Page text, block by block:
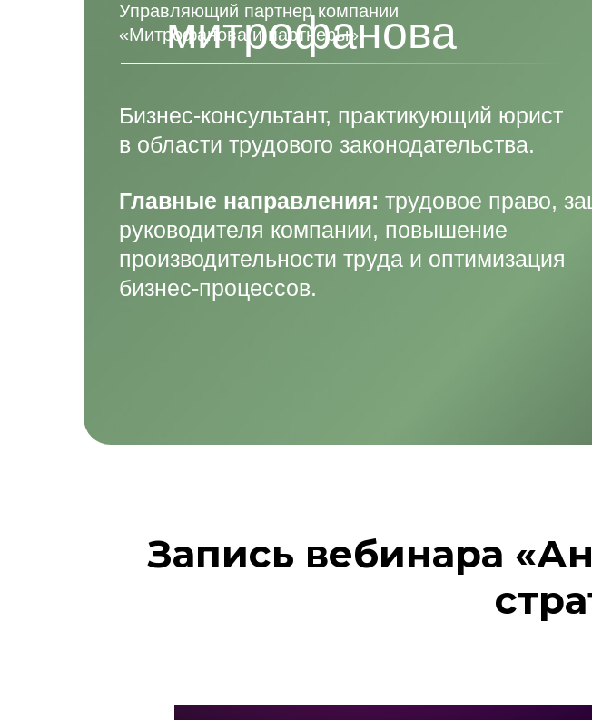
митрофанова
Управляющий партнер компании
«Митрофанова и партнеры»
Бизнес-консультант, практикующий юрист
в области трудового законодательства.
Главные направления: трудовое право,
руководителя компании, повышение
производительности труда и оптимизация
бизнес-процессов.
Запись вебинара